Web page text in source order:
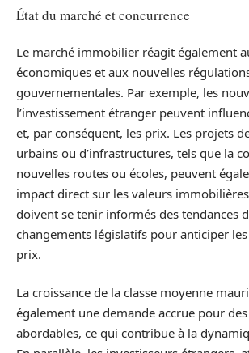
État du marché et concurrence
Le marché immobilier réagit également
économiques et aux nouvelles
gouvernementales. Par exemple, les
l’investissement étranger peuvent
et, par conséquent, les prix. Les projets
urbains ou d’infrastructures, tels que la
nouvelles routes ou écoles, peuvent
impact direct sur les valeurs
doivent se tenir informés des tendances
changements législatifs pour anticiper
prix.
La croissance de la classe moyenne
également une demande accrue pour
abordables, ce qui contribue à la